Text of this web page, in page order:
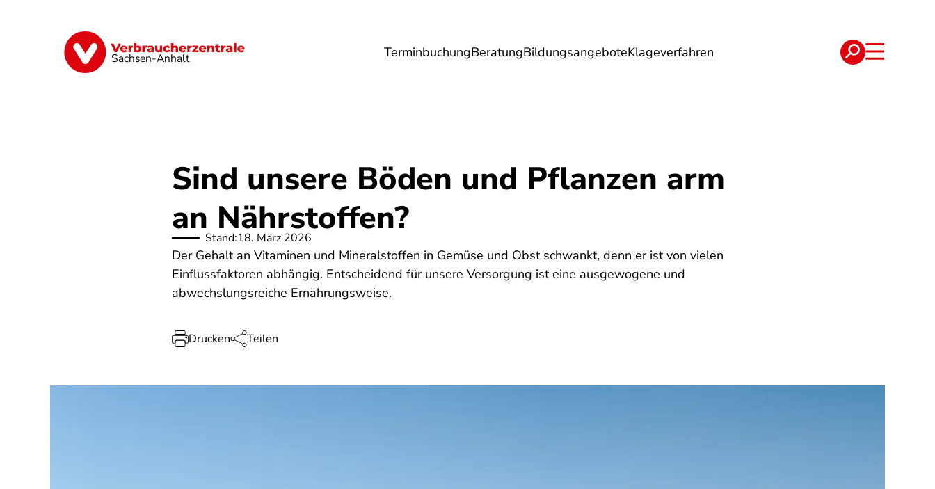
Sachsen-Anhalt TerminbuchungBeratungBildungsangeboteKlageverfahren
Finanzen Digitales Lebensmittel Gesundheit Energie Reise Verträge
Sind unsere Böden und Pflanzen arm
an Nährstoffen?
Stand:18. März 2026
Der Gehalt an Vitaminen und Mineralstoffen in Gemüse und Obst schwankt, denn er ist von vielen
Einflussfaktoren abhängig. Entscheidend für unsere Versorgung ist eine ausgewogene und
abwechslungsreiche Ernährungsweise.
Drucken Teilen